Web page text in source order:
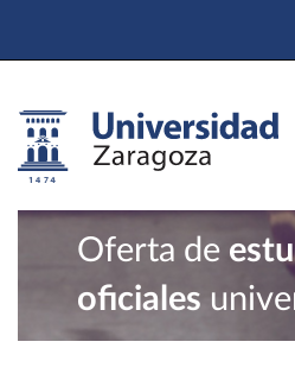
Oferta de
oficiales